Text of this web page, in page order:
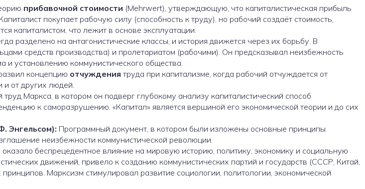
прибавочной стоимости (Mehrwert), утверждающую, что капиталистическая прибыль
покупает рабочую силу (способность к труду), но рабочий создаёт стоимость,
капиталистом, что лежит в основе эксплуатации.
разделено на антагонистические классы, и история движется через их борьбу. В
средств производства) и пролетариатом (рабочими). Он предсказывал неизбежность
и установлению коммунистического общества.
концепцию отчуждения труда при капитализме, когда рабочий отчуждается от
и от других людей.
труд Маркса, в котором он подверг глубокому анализу капиталистический способ
к саморазрушению. «Капитал» является вершиной его экономической теории и до сих
Энгельсом): Программный документ, в котором были изложены основные принципы
неизбежности коммунистической революции.
, оказало беспрецедентное влияние на мировую историю, политику, экономику и социальную
движений, привело к созданию коммунистических партий и государств (СССР, Китай,
Марксизм стимулировал развитие социологии, политологии, экономической